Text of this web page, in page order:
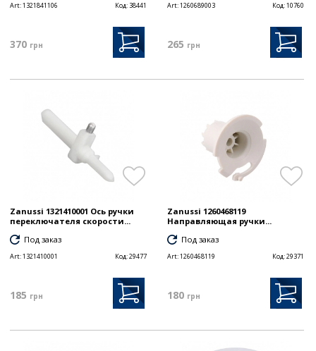
Art:1321841106 Код: 38441
370 грн
Art:1260689003 Код:10760
265 грн
Zanussi 1321410001 Ось ручки
переключателя скорости...
Под заказ
Art:1321410001 Код:29477
185 грн
Zanussi 1260468119
Направляющая ручки...
Под заказ
Art:1260468119 Код:29371
180 грн